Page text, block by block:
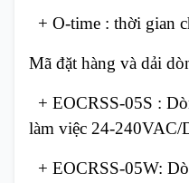
+ O-time : thời gian
Mã đặt hàng và dải
+ EOCRSS-05S :
làm việc 24-240VAC/
+ EOCRSS-05W: